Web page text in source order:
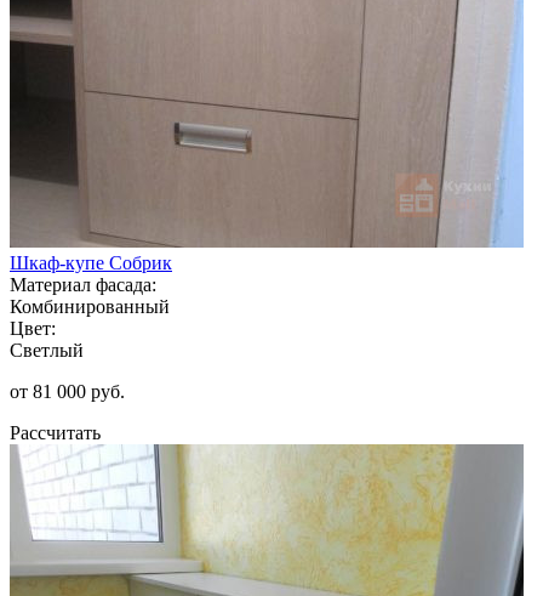
Шкаф-купе Собрик
Материал фасада:
Комбинированный
Цвет:
Светлый
от 81 000 руб.
Рассчитать